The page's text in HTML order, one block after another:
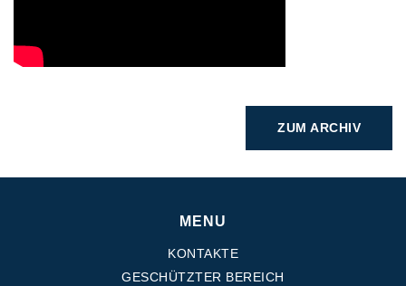
ZUM ARCHIV
MENU
KONTAKTE
GESCHÜTZTER BEREICH